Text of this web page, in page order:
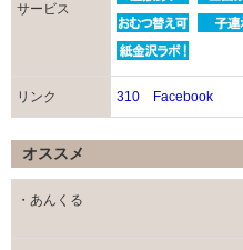
サービス
リンク 310 Facebook
オススメ
・あんくる